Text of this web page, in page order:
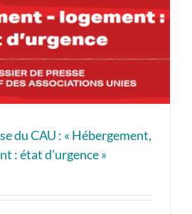
du CAU : « Hébergement,
: état d’urgence »